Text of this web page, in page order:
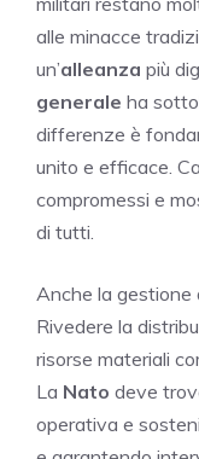
alle minacce
un’alleanza più
generale ha
differenze è
unito e efficace.
compromessi e
di tutti.
Anche la gestione
Rivedere la
risorse materiali
La Nato deve
operativa e